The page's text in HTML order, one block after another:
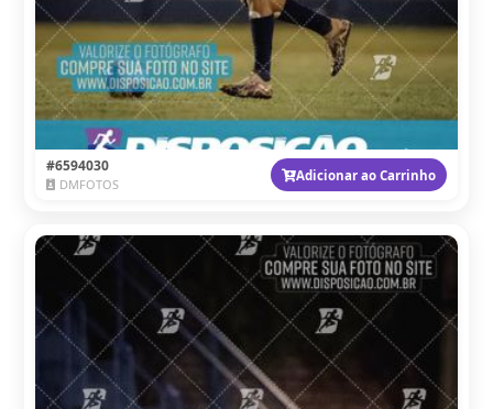
#6594030
DMFOTOS
Adicionar ao Carrinho